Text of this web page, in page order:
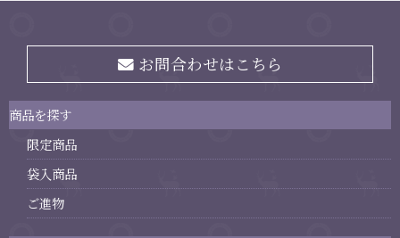
お問合わせはこちら
商品を探す
限定商品
袋入商品
ご進物